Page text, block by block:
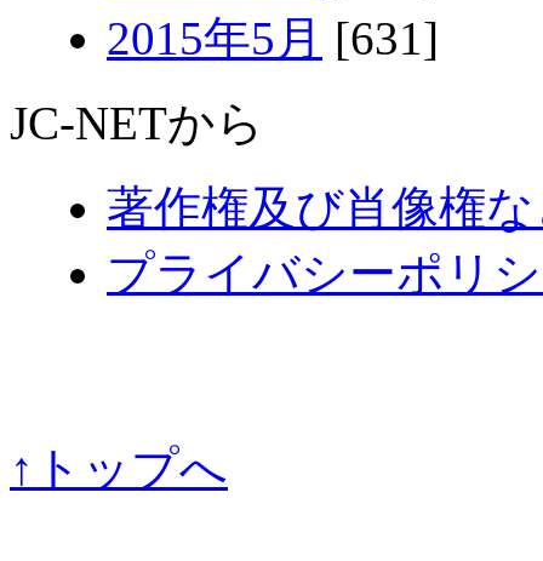
2015年5月 [631]
JC-NETから
著作権及び肖像権
プライバシーポリ
↑トップへ